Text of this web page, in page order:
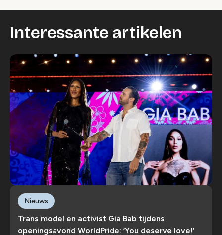
Interessante artikelen
Trans model en activist Gia Bab tijdens
openingsavond WorldPride: ‘You deserve love!’
Nieuws